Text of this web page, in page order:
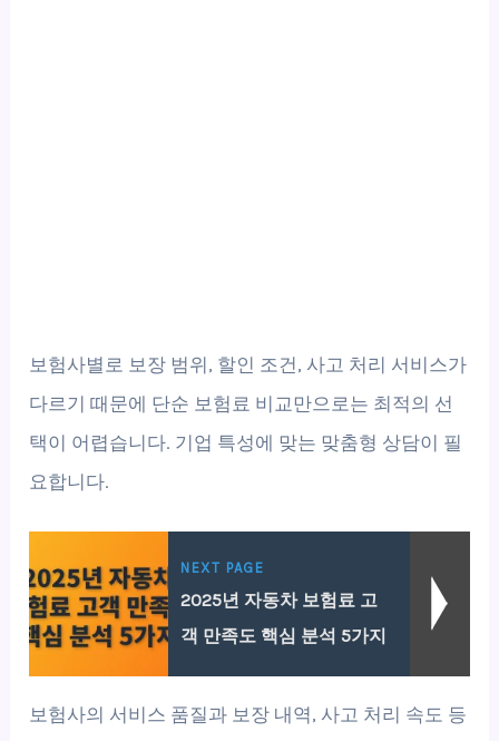
보험사별로 보장 범위, 할인 조건, 사고 처리 서비스가
다르기 때문에 단순 보험료 비교만으로는 최적의 선
택이 어렵습니다. 기업 특성에 맞는 맞춤형 상담이 필
요합니다.
NEXT PAGE
2025년 자동차 보험료 고
객 만족도 핵심 분석 5가지
보험사의 서비스 품질과 보장 내역, 사고 처리 속도 등